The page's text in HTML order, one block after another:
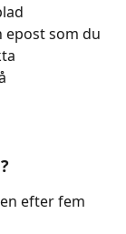
epost som du
efter fem